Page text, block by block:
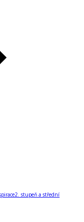
2. stupeň a střední